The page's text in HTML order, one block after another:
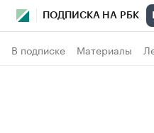
ПОДПИСКА НА РБК
В подписке Материалы